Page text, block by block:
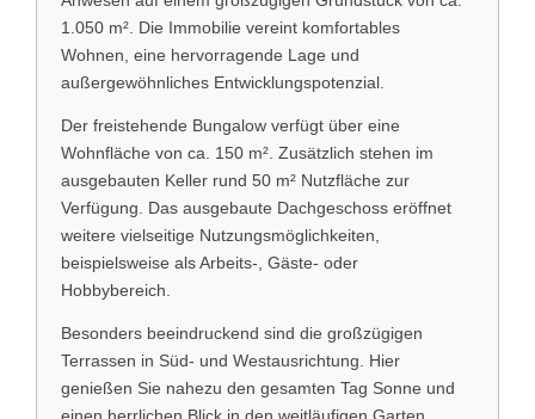
1.050 m². Die Immobilie vereint komfortables
Wohnen, eine hervorragende Lage und
außergewöhnliches Entwicklungspotenzial.
Der freistehende Bungalow verfügt über eine
Wohnfläche von ca. 150 m². Zusätzlich stehen im
ausgebauten Keller rund 50 m² Nutzfläche zur
Verfügung. Das ausgebaute Dachgeschoss eröffnet
weitere vielseitige Nutzungsmöglichkeiten,
beispielsweise als Arbeits-, Gäste- oder
Hobbybereich.
Besonders beeindruckend sind die großzügigen
Terrassen in Süd- und Westausrichtung. Hier
genießen Sie nahezu den gesamten Tag Sonne und